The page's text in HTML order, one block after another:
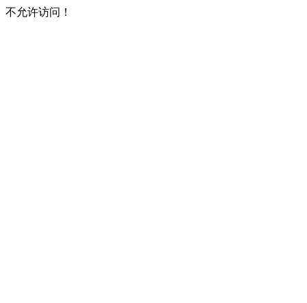
不允许访问！